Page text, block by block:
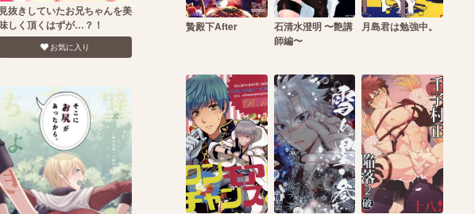
見抜きしていたお兄ちゃんを美
しく頂くはずが…？！
お気に入り
贄殿下After
石清水澄明 〜艶講
師編〜
月島君は勉強中。